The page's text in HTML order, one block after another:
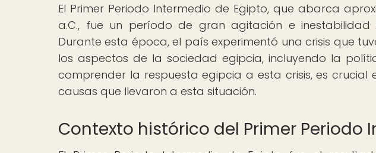
El Primer Periodo Intermedio de Egipto, que abarca
a.C., fue un período de gran agitación e
Durante esta época, el país experimentó una crisis que
los aspectos de la sociedad egipcia, incluyendo la
comprender la respuesta egipcia a esta crisis, es crucial
causas que llevaron a esta situación.
Contexto histórico del Primer Periodo